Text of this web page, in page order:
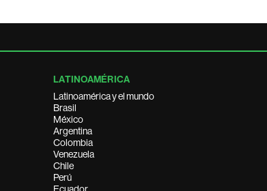
LATINOAMÉRICA
Latinoamérica y el mundo
Brasil
México
Argentina
Colombia
Venezuela
Chile
Perú